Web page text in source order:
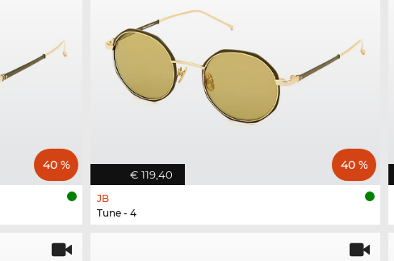
40 %
€ 119,40
40 %
JB
Tune - 4